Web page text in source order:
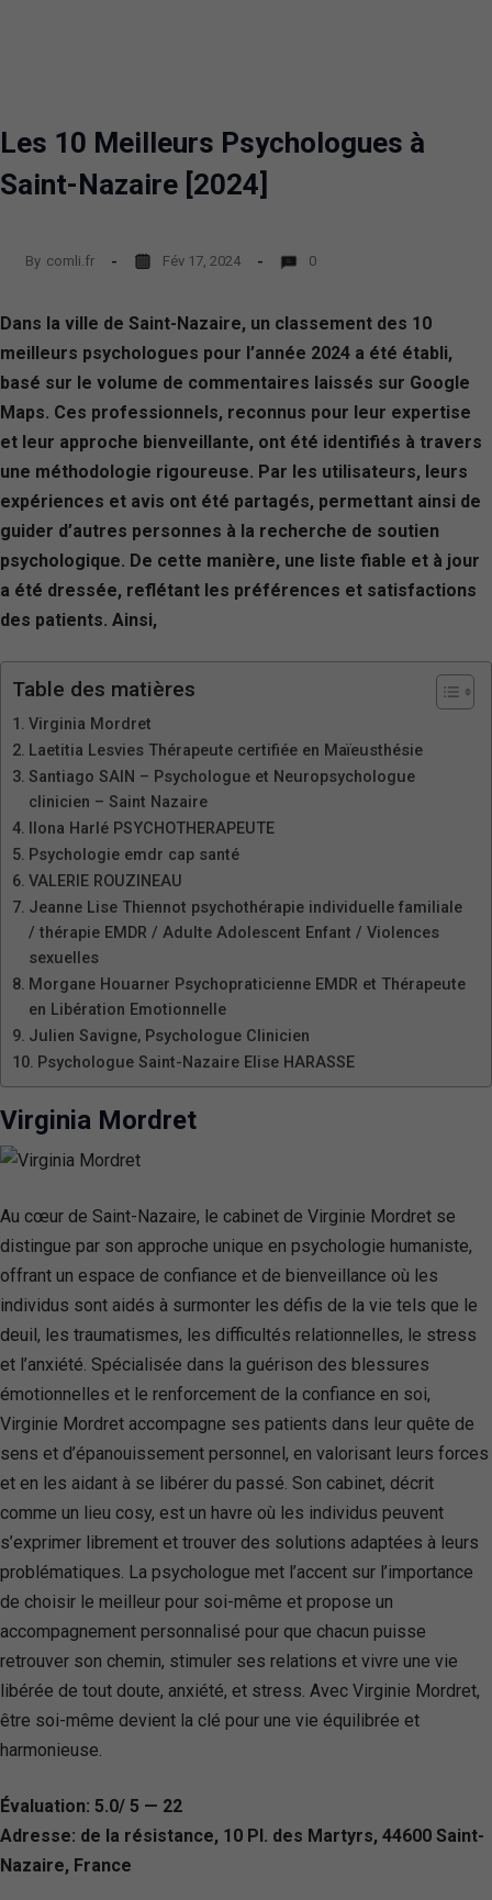
Les 10 Meilleurs Psychologues à
Saint-Nazaire [2024]
By comli.fr Fév 17, 2024 0
Dans la ville de Saint-Nazaire, un classement des 10
meilleurs psychologues pour l’année 2024 a été établi,
basé sur le volume de commentaires laissés sur Google
Maps. Ces professionnels, reconnus pour leur expertise
et leur approche bienveillante, ont été identifiés à travers
une méthodologie rigoureuse. Par les utilisateurs, leurs
expériences et avis ont été partagés, permettant ainsi de
guider d’autres personnes à la recherche de soutien
psychologique. De cette manière, une liste fiable et à jour
a été dressée, reflétant les préférences et satisfactions
des patients. Ainsi,
Table des matières
Virginia Mordret
Laetitia Lesvies Thérapeute certifiée en Maïeusthésie
Santiago SAIN – Psychologue et Neuropsychologue
clinicien – Saint Nazaire
Ilona Harlé PSYCHOTHERAPEUTE
Psychologie emdr cap santé
VALERIE ROUZINEAU
Jeanne Lise Thiennot psychothérapie individuelle familiale
/ thérapie EMDR / Adulte Adolescent Enfant / Violences
sexuelles
Morgane Houarner Psychopraticienne EMDR et Thérapeute
en Libération Emotionnelle
Julien Savigne, Psychologue Clinicien
Psychologue Saint-Nazaire Elise HARASSE
Virginia Mordret
Au cœur de Saint-Nazaire, le cabinet de Virginie Mordret se
distingue par son approche unique en psychologie humaniste,
offrant un espace de confiance et de bienveillance où les
individus sont aidés à surmonter les défis de la vie tels que le
deuil, les traumatismes, les difficultés relationnelles, le stress
et l’anxiété. Spécialisée dans la guérison des blessures
émotionnelles et le renforcement de la confiance en soi,
Virginie Mordret accompagne ses patients dans leur quête de
sens et d’épanouissement personnel, en valorisant leurs forces
et en les aidant à se libérer du passé. Son cabinet, décrit
comme un lieu cosy, est un havre où les individus peuvent
s’exprimer librement et trouver des solutions adaptées à leurs
problématiques. La psychologue met l’accent sur l’importance
de choisir le meilleur pour soi-même et propose un
accompagnement personnalisé pour que chacun puisse
retrouver son chemin, stimuler ses relations et vivre une vie
libérée de tout doute, anxiété, et stress. Avec Virginie Mordret,
être soi-même devient la clé pour une vie équilibrée et
harmonieuse.
Évaluation: 5.0/ 5 — 22
Adresse: de la résistance, 10 Pl. des Martyrs, 44600 Saint-
Nazaire, France